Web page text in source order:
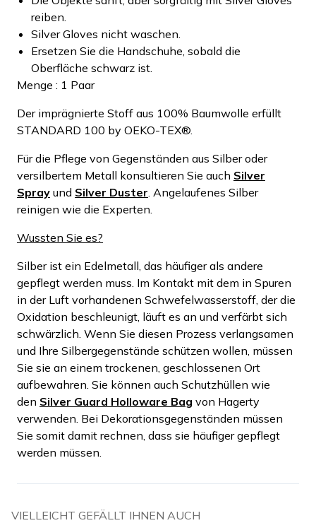
reiben.
Silver Gloves nicht waschen.
Ersetzen Sie die Handschuhe, sobald die
Oberfläche schwarz ist.
Menge : 1 Paar
Der imprägnierte Stoff aus 100% Baumwolle erfüllt
STANDARD 100 by OEKO-TEX®.
Für die Pflege von Gegenständen aus Silber oder
versilbertem Metall konsultieren Sie auch Silver
Spray und Silver Duster . Angelaufenes Silber
reinigen wie die Experten.
Wussten Sie es?
Silber ist ein Edelmetall, das häufiger als andere
gepflegt werden muss. Im Kontakt mit dem in Spuren
in der Luft vorhandenen Schwefelwasserstoff, der die
Oxidation beschleunigt, läuft es an und verfärbt sich
schwärzlich. Wenn Sie diesen Prozess verlangsamen
und Ihre Silbergegenstände schützen wollen, müssen
Sie sie an einem trockenen, geschlossenen Ort
aufbewahren. Sie können auch Schutzhüllen wie
den Silver Guard Holloware Bag von Hagerty
verwenden. Bei Dekorationsgegenständen müssen
Sie somit damit rechnen, dass sie häufiger gepflegt
werden müssen.
VIELLEICHT GEFÄLLT IHNEN AUCH